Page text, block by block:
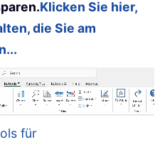
Klicken Sie hier,
die Sie am
für